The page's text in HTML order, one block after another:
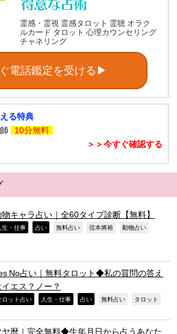
霊感・霊視 霊感タロット 霊聴 オラク
ルカード タロット 心理カウンセリング
チャネリング
電話鑑定を受ける▶
る特典
10分無料
＞＞今すぐ確認する
物キャラ占い｜全60タイプ診断【無料】
生・仕事 占い 無料占い 弦本將裕 動物占い
No占い｜無料タロット◆私の質問の答え
イエス？ノー？
ロット占い 人生・仕事 占い 無料占い タロット
ヤ暦｜完全無料◆生年月日から占うあなた